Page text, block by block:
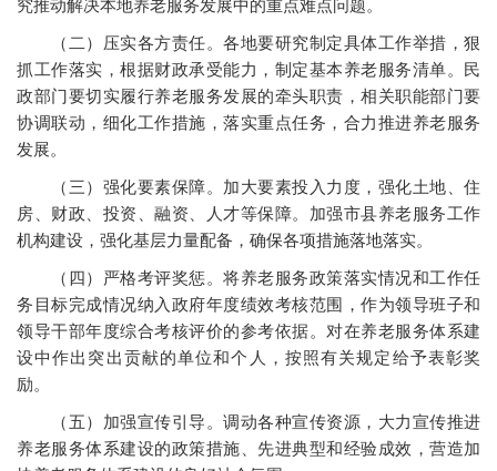
究推动解决本地养老服务发展中的重点难点问题。
（二）压实各方责任。各地要研究制定具体工作举措，狠
抓工作落实，根据财政承受能力，制定基本养老服务清单。民
政部门要切实履行养老服务发展的牵头职责，相关职能部门要
协调联动，细化工作措施，落实重点任务，合力推进养老服务
发展。
（三）强化要素保障。加大要素投入力度，强化土地、住
房、财政、投资、融资、人才等保障。加强市县养老服务工作
机构建设，强化基层力量配备，确保各项措施落地落实。
（四）严格考评奖惩。将养老服务政策落实情况和工作任
务目标完成情况纳入政府年度绩效考核范围，作为领导班子和
领导干部年度综合考核评价的参考依据。对在养老服务体系建
设中作出突出贡献的单位和个人，按照有关规定给予表彰奖
励。
（五）加强宣传引导。调动各种宣传资源，大力宣传推进
养老服务体系建设的政策措施、先进典型和经验成效，营造加